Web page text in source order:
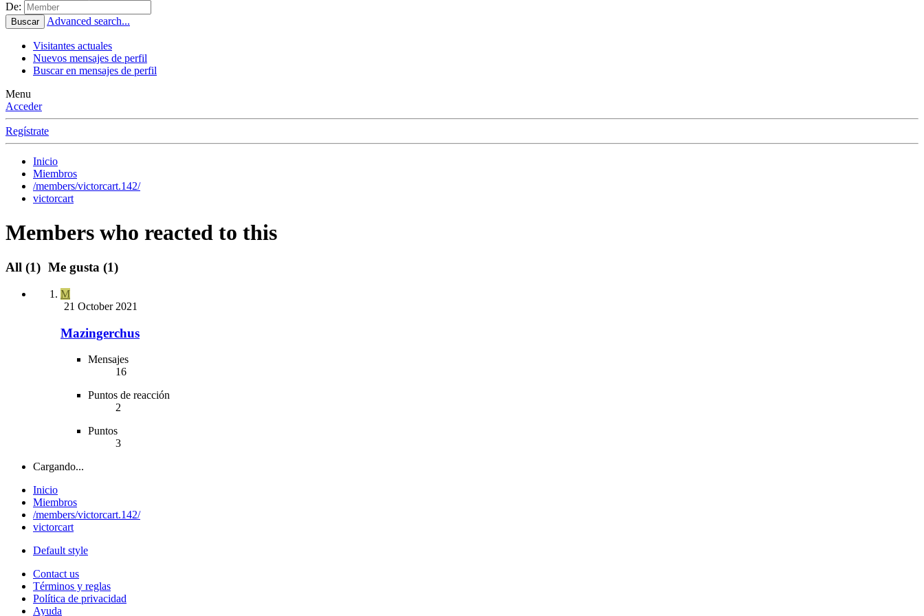
De:
Buscar Advanced search...
Visitantes actuales
Nuevos mensajes de perfil
Buscar en mensajes de perfil
Menu
Acceder
Regístrate
Inicio
Miembros
/members/victorcart.142/
victorcart
Members who reacted to this
All (1) Me gusta (1)
M
21 October 2021
Mazingerchus
Mensajes
16
Puntos de reacción
2
Puntos
3
Cargando...
Inicio
Miembros
/members/victorcart.142/
victorcart
Default style
Contact us
Términos y reglas
Política de privacidad
Ayuda